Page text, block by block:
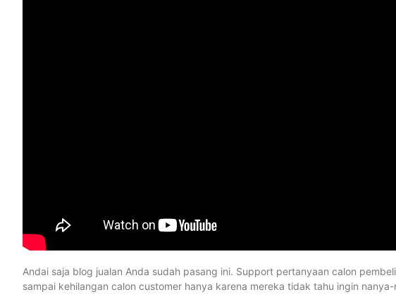
Andai saja blog jualan Anda sudah pasang ini. Support pertanyaan calon
sampai kehilangan calon customer hanya karena mereka tidak tahu ingin